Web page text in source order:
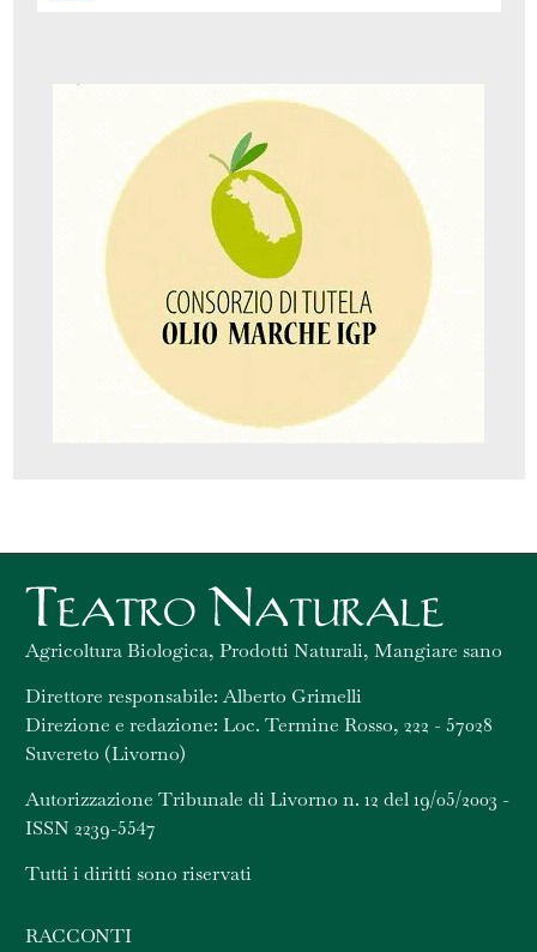
Agricoltura Biologica, Prodotti Naturali, Mangiare sano
Direttore responsabile: Alberto Grimelli
Direzione e redazione: Loc. Termine Rosso, 222 - 57028
Suvereto (Livorno)
Autorizzazione Tribunale di Livorno n. 12 del 19/05/2003 -
ISSN 2239-5547
Tutti i diritti sono riservati
RACCONTI